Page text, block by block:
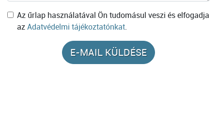
Az űrlap használatával Ön tudomásul veszi és elfogadja
azAdatvédelmi tájékoztatónkat.
E-MAIL KÜLDÉSE